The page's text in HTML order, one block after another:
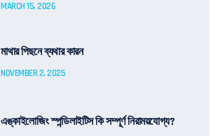
MARCH 15, 2026
মাথার পিছনে ব্যথার কারন
NOVEMBER 2, 2025
এঙ্কাইলোজিং স্পন্ডিলাইটিস কি সম্পূর্ণ নিরাময়যোগ্য?